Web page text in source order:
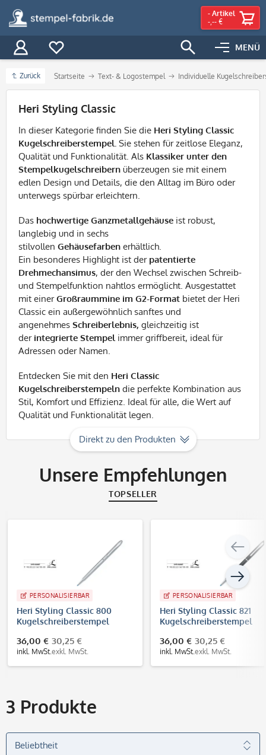
MENÜ
- Artikel
-,-- €
Zurück Startseite Text- & Logostempel Individuelle
Filter
Heri Styling Classic
In dieser Kategorie finden Sie die Heri Styling Classic
Kugelschreiberstempel. Sie stehen für zeitlose Eleganz,
Qualität und Funktionalität. Als Klassiker unter den
Stempelkugelschreibern überzeugen sie mit einem
edlen Design und Details, die den Alltag im Büro oder
unterwegs spürbar erleichtern.
Das hochwertige Ganzmetallgehäuse ist robust,
langlebig und in sechs
stilvollen Gehäusefarben erhältlich.
Ein besonderes Highlight ist der patentierte
Drehmechansimus, der den Wechsel zwischen Schreib-
und Stempelfunktion nahtlos ermöglicht. Ausgestattet
mit einerGroßraummine im G2-Format bietet der Heri
Classic ein außergewöhnlich sanftes und
angenehmes Schreiberlebnis, gleichzeitig ist
der integrierte Stempelimmer griffbereit, ideal für
Adressen oder Namen.
Entdecken Sie mit den Heri Classic
Kugelschreiberstempeln die perfekte Kombination aus
Stil, Komfort und Effizienz. Ideal für alle, die Wert auf
Qualität und Funktionalität legen.
Direkt zu den Produkten
Unsere Empfehlungen
TOPSELLER
PERSONALISIERBAR
Heri Styling Classic 800
Kugelschreiberstempel
36,00 €
inkl. MwSt.
30,25 €
exkl. MwSt.
PERSONALISIERBAR
Heri Styling Classic 821
Kugelschreiberstempel
36,00 €
inkl. MwSt.
30,25 €
exkl. MwSt.
3 Produkte